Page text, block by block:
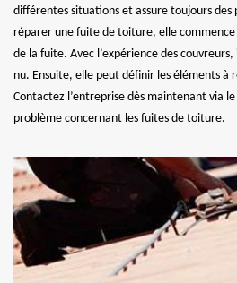
différentes situations et assure toujours
réparer une fuite de toiture, elle commence
de la fuite. Avec l’expérience des
nu. Ensuite, elle peut définir les éléments à
Contactez l’entreprise dès maintenant via
problème concernant les fuites de toiture.